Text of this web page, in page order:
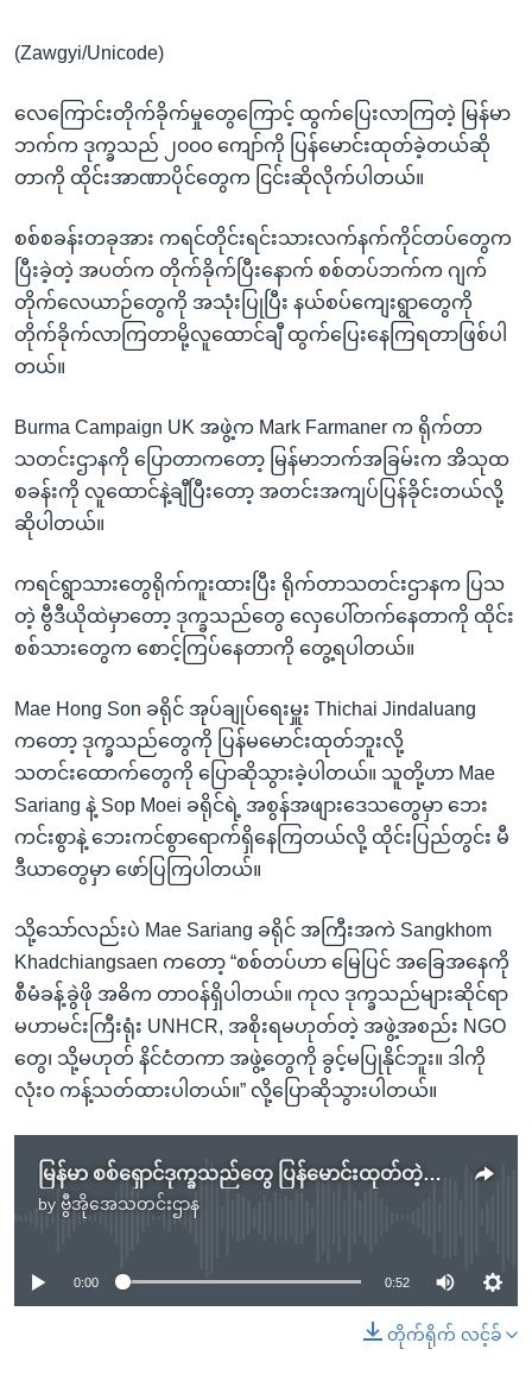
ရန်
သို့
ကျော်
ရန်
(Zawgyi/Unicode)
လေကြောင်းတိုက်ခိုက်မှုတွေကြောင့် ထွက်ပြေးလာကြတဲ့ မြန်မာ
ဘက်က ဒုက္ခသည် ၂၀၀၀ ကျော်ကို ပြန်မောင်းထုတ်ခဲ့တယ်ဆို
တာကို ထိုင်းအာဏာပိုင်တွေက ငြင်းဆိုလိုက်ပါတယ်။
စစ်စခန်းတခုအား ကရင်တိုင်းရင်းသားလက်နက်ကိုင်တပ်တွေက
ပြီးခဲ့တဲ့ အပတ်က တိုက်ခိုက်ပြီးနောက် စစ်တပ်ဘက်က ဂျက်
တိုက်လေယာဉ်တွေကို အသုံးပြုပြီး နယ်စပ်ကျေးရွာတွေကို
တိုက်ခိုက်လာကြတာမို့လူထောင်ချီ ထွက်ပြေးနေကြရတာဖြစ်ပါ
တယ်။
Burma Campaign UK အဖွဲ့က Mark Farmaner က ရိုက်တာ
သတင်းဌာနကို ပြောတာကတော့ မြန်မာဘက်အခြမ်းက အိသုထ
စခန်းကို လူထောင်နဲ့ချီပြီးတော့ အတင်းအကျပ်ပြန်ခိုင်းတယ်လို့
ဆိုပါတယ်။
ကရင်ရွာသားတွေရိုက်ကူးထားပြီး ရိုက်တာသတင်းဌာနက ပြသ
တဲ့ ဗွီဒီယိုထဲမှာတော့ ဒုက္ခသည်တွေ လှေပေါ်တက်နေတာကို ထိုင်း
စစ်သားတွေက စောင့်ကြပ်နေတာကို တွေ့ရပါတယ်။
Mae Hong Son ခရိုင် အုပ်ချုပ်ရေးမှူး Thichai Jindaluang
ကတော့ ဒုက္ခသည်တွေကို ပြန်မမောင်းထုတ်ဘူးလို့
သတင်းထောက်တွေကို ပြောဆိုသွားခဲ့ပါတယ်။ သူတို့ဟာ Mae
Sariang နဲ့ Sop Moei ခရိုင်ရဲ့ အစွန်အဖျားဒေသတွေမှာ ဘေး
ကင်းစွာနဲ့ ဘေးကင်စွာရောက်ရှိနေကြတယ်လို့ ထိုင်းပြည်တွင်း မီ
ဒီယာတွေမှာ ဖော်ပြကြပါတယ်။
သို့သော်လည်းပဲ Mae Sariang ခရိုင် အကြီးအကဲ Sangkhom
Khadchiangsaen ကတော့ “စစ်တပ်ဟာ မြေပြင် အခြေအနေကို
စီမံခန့်ခွဲဖို အဓိက တာဝန်ရှိပါတယ်။ ကုလ ဒုက္ခသည်များဆိုင်ရာ
မဟာမင်းကြီးရုံး UNHCR, အစိုးရမဟုတ်တဲ့ အဖွဲ့အစည်း NGO
တွေ၊ သို့မဟုတ် နိင်ငံတကာ အဖွဲ့တွေကို ခွင့်မပြုနိုင်ဘူး။ ဒါကို
လုံး၀ ကန့်သတ်ထားပါတယ်။” လို့ပြောဆိုသွားပါတယ်။
မြန်မာ စစ်ရှောင်ဒုက္ခသည်တွေ ပြန်မောင်းထုတ်တဲ့ကိစ္စ ထိုင်းငြင်းဆို
by ဗွီအိုအေသတင်းဌာန
No media source currently available
0:00 0:52
တိုက်ရိုက် လင့်ခ်